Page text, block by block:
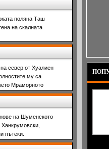
поляна Таш
на скалната
север от Хуалиен
му са
Мраморното
на Шуменското
пътеки.